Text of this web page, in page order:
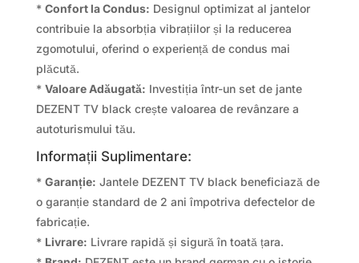
* Confort la Condus: Designul optimizat al jantelor
contribuie la absorbția vibrațiilor și la reducerea
zgomotului, oferind o experiență de condus mai
plăcută.
* Valoare Adăugată: Investiția într-un set de jante
DEZENT TV black crește valoarea de revânzare a
autoturismului tău.
Informații Suplimentare:
* Garanție: Jantele DEZENT TV black beneficiază de
o garanție standard de 2 ani împotriva defectelor de
fabricație.
* Livrare: Livrare rapidă și sigură în toată țara.